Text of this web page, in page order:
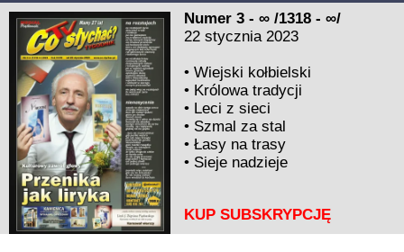
Numer 3 - ∞ /1318 - ∞/
22 stycznia 2023
•Wiejski kołbielski
• Królowa tradycji
• Leci z sieci
• Szmal za stal
•Łasy na trasy
• Sieje nadzieje
KUP SUBSKRYPCJĘ